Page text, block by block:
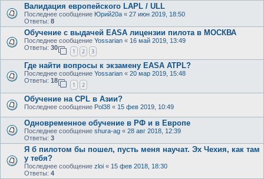
Валидация европейского LAPL / ULL
Последнее сообщение Юрий20а « 27 июн 2019, 18:50
Ответы: 8
Обучение c выдачей EASA лицензии пилота в МОСКВА
Последнее сообщение Yossarian « 16 май 2019, 13:49
Ответы: 30
1 2 3
Где найти вопросы к экзамену EASA ATPL?
Последнее сообщение Yossarian « 20 мар 2019, 15:48
Ответы: 18
1 2
Обучение на CPL в Азии?
Последнее сообщение Pol38 « 15 фев 2019, 10:49
Одновременное обучение в РФ и в Европе
Последнее сообщение shura-ag « 28 авг 2018, 12:39
Ответы: 3
Я б пилотом бы пошел, пусть меня научат. Эх Чехия, как там
у тебя?
Последнее сообщение zloi « 15 фев 2018, 18:30
Ответы: 4